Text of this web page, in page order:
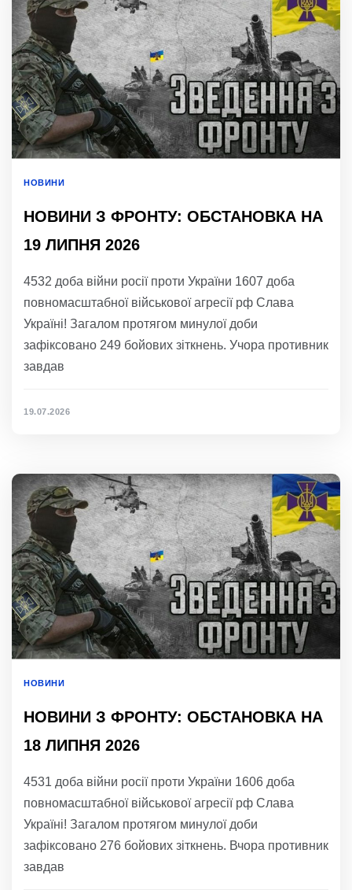
НОВИНИ
НОВИНИ З ФРОНТУ: ОБСТАНОВКА НА
19 ЛИПНЯ 2026
4532 доба війни росії проти України 1607 доба
повномасштабної військової агресії рф Слава
Україні! Загалом протягом минулої доби
зафіксовано 249 бойових зіткнень. Учора противник
завдав
19.07.2026
НОВИНИ
НОВИНИ З ФРОНТУ: ОБСТАНОВКА НА
18 ЛИПНЯ 2026
4531 доба війни росії проти України 1606 доба
повномасштабної військової агресії рф Слава
Україні! Загалом протягом минулої доби
зафіксовано 276 бойових зіткнень. Вчора противник
завдав